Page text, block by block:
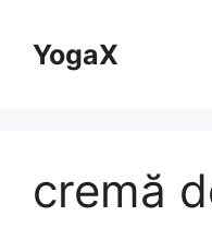
conținutYogaX
cremă